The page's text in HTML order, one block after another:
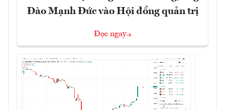
Đào Mạnh Đức vào Hội đồng quản trị
Đọc ngay